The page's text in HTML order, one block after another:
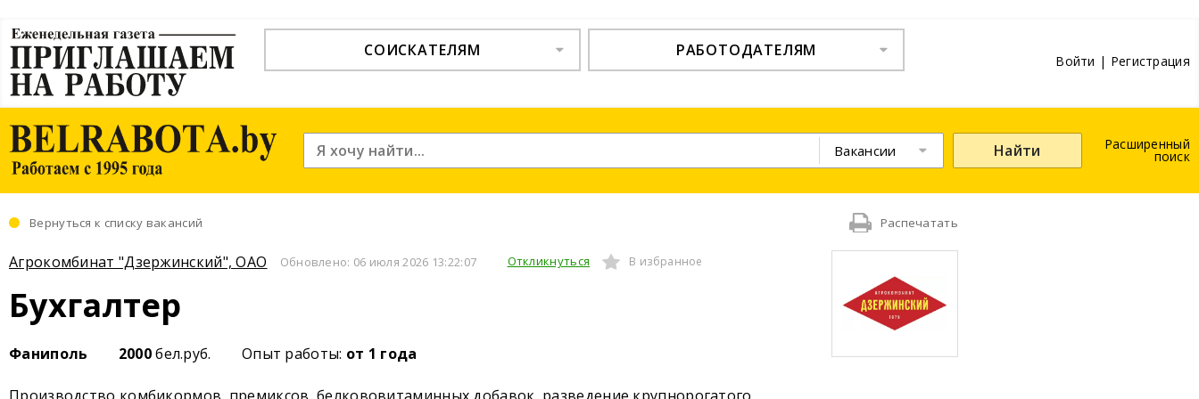
СОИСКАТЕЛЯМ РАБОТОДАТЕЛЯМ
Войти | Регистрация
Вакансии Найти Расширенный
поиск
Вернуться к списку вакансий Распечатать
Агрокомбинат "Дзержинский", ОАО Обновлено: 06 июля 2026 13:22:07 Откликнуться В избранное
Бухгалтер
Фаниполь 2000бел.руб. Опыт работы: от 1 года